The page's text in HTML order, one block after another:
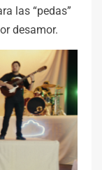
las “pedas”
desamor.